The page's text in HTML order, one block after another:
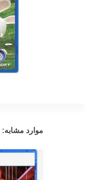
موارد مشابه: